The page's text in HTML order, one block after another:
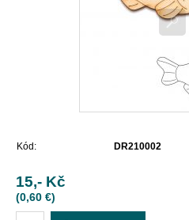
Kód: DR210002
15,- Kč
(0,60 €)